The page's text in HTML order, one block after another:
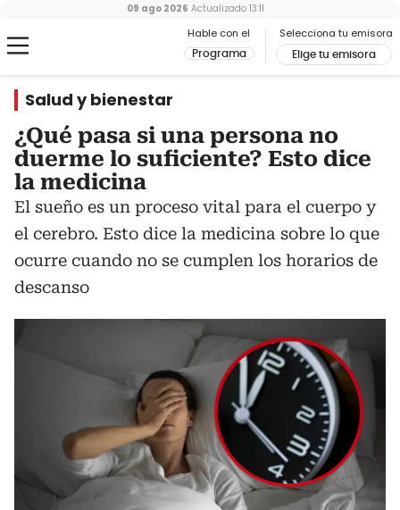
Hable con el
Programa
Selecciona tu emisora
Elige tu emisora
09 ago 2026 Actualizado 13:11
Salud y bienestar
¿Qué pasa si una persona no
duerme lo suficiente? Esto dice
la medicina
El sueño es un proceso vital para el cuerpo y
el cerebro. Esto dice la medicina sobre lo que
ocurre cuando no se cumplen los horarios de
descanso